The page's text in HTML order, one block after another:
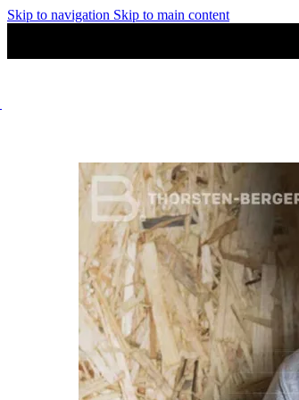
Skip to navigation Skip to main content